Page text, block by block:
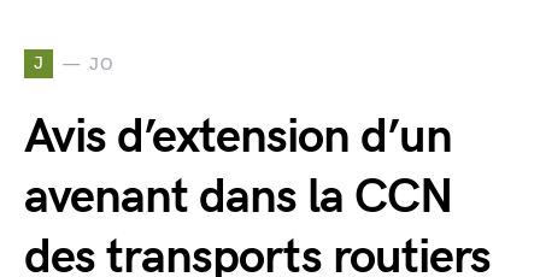
J JO
Avis d’extension d’un
avenant dans la CCN
des transports routiers